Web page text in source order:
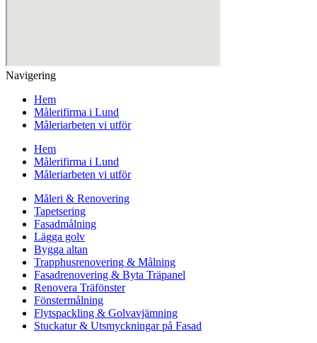
Navigering
Hem
Målerifirma i Lund
Måleriarbeten vi utför
Hem
Målerifirma i Lund
Måleriarbeten vi utför
Måleri & Renovering
Tapetsering
Fasadmålning
Lägga golv
Bygga altan
Trapphusrenovering & Målning
Fasadrenovering & Byta Träpanel
Renovera Träfönster
Fönstermålning
Flytspackling & Golvavjämning
Stuckatur & Utsmyckningar på Fasad